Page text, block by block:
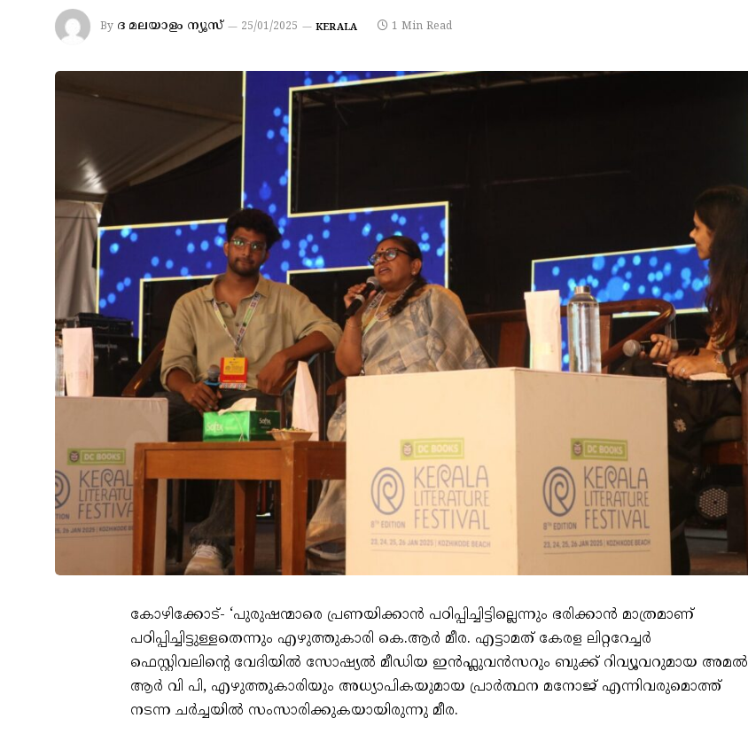
By ദ മലയാളം ന്യൂസ് 25/01/2025 KERALA 1 Min Read
കോഴിക്കോട്- ‘പുരുഷന്മാരെ പ്രണയിക്കാൻ പഠിപ്പിച്ചിട്ടില്ലെന്നും ഭരിക്കാൻ മാത്രമാണ്
പഠിപ്പിച്ചിട്ടുള്ളതെന്നും എഴുത്തുകാരി കെ.ആർ മീര. എട്ടാമത് കേരള ലിറ്ററേച്ചർ
ഫെസ്റ്റിവലിന്റെ വേദിയിൽ സോഷ്യൽ മീഡിയ ഇൻഫ്ലുവൻസറും ബുക്ക്‌ റിവ്യൂവറുമായ അമൽ
ആർ വി പി, എഴുത്തുകാരിയും അധ്യാപികയുമായ പ്രാർത്ഥന മനോജ്‌ എന്നിവരുമൊത്ത്
നടന്ന ചർച്ചയിൽ സംസാരിക്കുകയായിരുന്നു മീര.